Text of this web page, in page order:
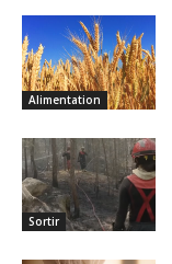
Alimentation
Sortir